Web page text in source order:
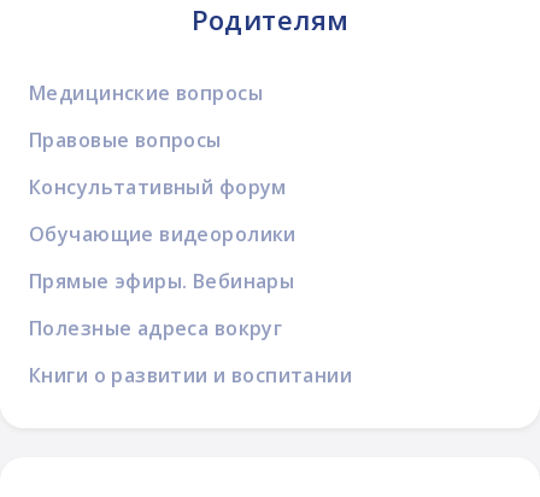
Родителям
Медицинские вопросы
Правовые вопросы
Консультативный форум
Обучающие видеоролики
Прямые эфиры. Вебинары
Полезные адреса вокруг
Книги о развитии и воспитании